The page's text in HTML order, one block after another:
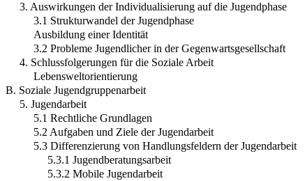
3. Auswirkungen der Individualisierung auf die Jugendphase
3.1 Strukturwandel der Jugendphase
Ausbildung einer Identität
3.2 Probleme Jugendlicher in der Gegenwartsgesellschaft
4. Schlussfolgerungen für die Soziale Arbeit
Lebensweltorientierung
B. Soziale Jugendgruppenarbeit
5. Jugendarbeit
5.1 Rechtliche Grundlagen
5.2 Aufgaben und Ziele der Jugendarbeit
5.3 Differenzierung von Handlungsfeldern der Jugendarbeit
5.3.1 Jugendberatungsarbeit
5.3.2 Mobile Jugendarbeit